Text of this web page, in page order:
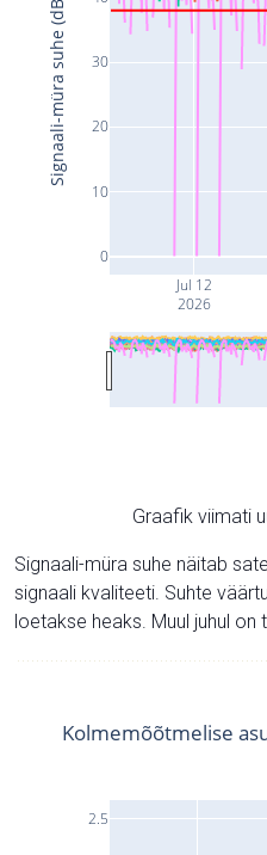
Jul 12
2026
0
10
20
30
Signaali-müra suhe (dB)
Graafik viimati
Signaali-müra suhe näitab
signaali kvaliteeti. Suhte
loetakse heaks. Muul juhul on
2.5
Kolmemõõtmelise